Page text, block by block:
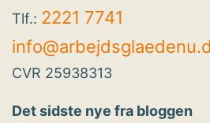
Tlf.: 2221 7741
CVR 25938313
Det sidste nye fra bloggen